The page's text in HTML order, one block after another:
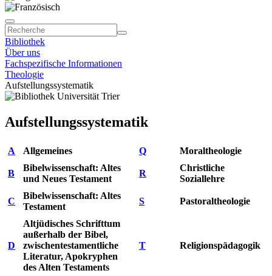
Bibliothek
Über uns
Fachspezifische Informationen
Theologie
Aufstellungssystematik
Aufstellungssystematik
A Allgemeines Q Moraltheologie
B
Bibelwissenschaft: Altes
und Neues Testament
R
Christliche
Soziallehre
C
Bibelwissenschaft: Altes
Testament
S Pastoraltheologie
D
Altjüdisches Schrifttum
außerhalb der Bibel,
zwischentestamentliche
Literatur, Apokryphen
des Alten Testaments
T Religionspädagogik